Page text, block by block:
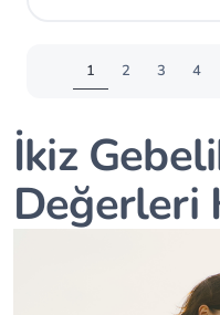
1 2 3 4
İkiz
Değerleri